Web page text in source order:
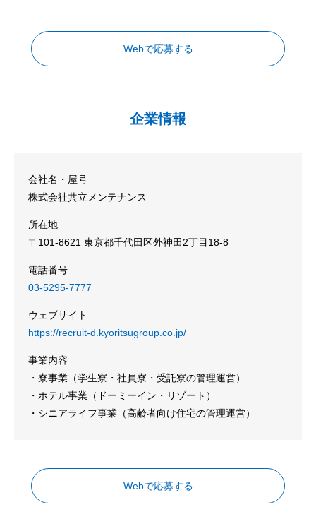
Webで応募する
企業情報
会社名・屋号
株式会社共立メンテナンス
所在地
〒101-8621 東京都千代田区外神田2丁目18-8
電話番号
03-5295-7777
ウェブサイト
https://recruit-d.kyoritsugroup.co.jp/
事業内容
・寮事業（学生寮・社員寮・受託寮の管理運営）
・ホテル事業（ドーミーイン・リゾート）
・シニアライフ事業（高齢者向け住宅の管理運営）
Webで応募する